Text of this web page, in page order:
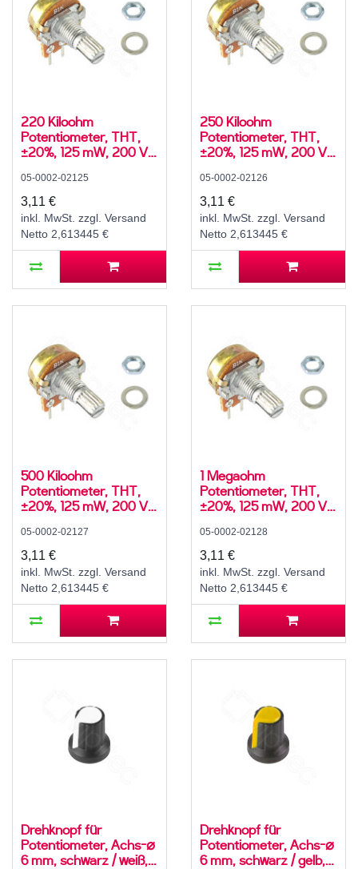
220 Kiloohm
Potentiometer, THT,
±20%, 125 mW, 200 V,
Achs-⌀ 6 mm, L 15 mm,
WH148 / R16148
05-0002-02125
3,11 €
inkl. MwSt. zzgl. Versand
Netto 2,613445 €
250 Kiloohm
Potentiometer, THT,
±20%, 125 mW, 200 V,
Achs-⌀ 6 mm, L 15 mm,
WH148 / R16148
05-0002-02126
3,11 €
inkl. MwSt. zzgl. Versand
Netto 2,613445 €
500 Kiloohm
Potentiometer, THT,
±20%, 125 mW, 200 V,
Achs-⌀ 6 mm, L 15 mm,
WH148 / R16148
05-0002-02127
3,11 €
inkl. MwSt. zzgl. Versand
Netto 2,613445 €
1 Megaohm
Potentiometer, THT,
±20%, 125 mW, 200 V,
Achs-⌀ 6 mm, L 15 mm,
WH148 / R16148
05-0002-02128
3,11 €
inkl. MwSt. zzgl. Versand
Netto 2,613445 €
Drehknopf für
Potentiometer, Achs-⌀
6 mm, schwarz / weiß,
Drehknopf für
Potentiometer, Achs-⌀
6 mm, schwarz / gelb,